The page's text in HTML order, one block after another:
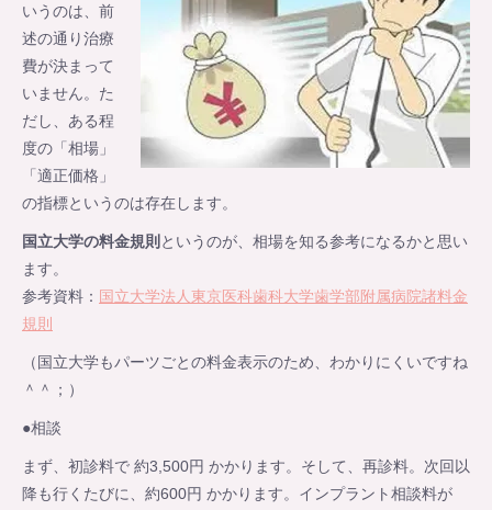
いうのは、前
述の通り治療
費が決まって
いません。た
だし、ある程
度の「相場」
「適正価格」
の指標というのは存在します。
国立大学の料金規則 というのが、相場を知る参考になるかと思い
ます。
参考資料： 国立大学法人東京医科歯科大学歯学部附属病院諸料金
規則
（国立大学もパーツごとの料金表示のため、わかりにくいですね
＾＾；）
●相談
まず、初診料で 約3,500円 かかります。そして、再診料。次回以
降も行くたびに、約600円 かかります。インプラント相談料が